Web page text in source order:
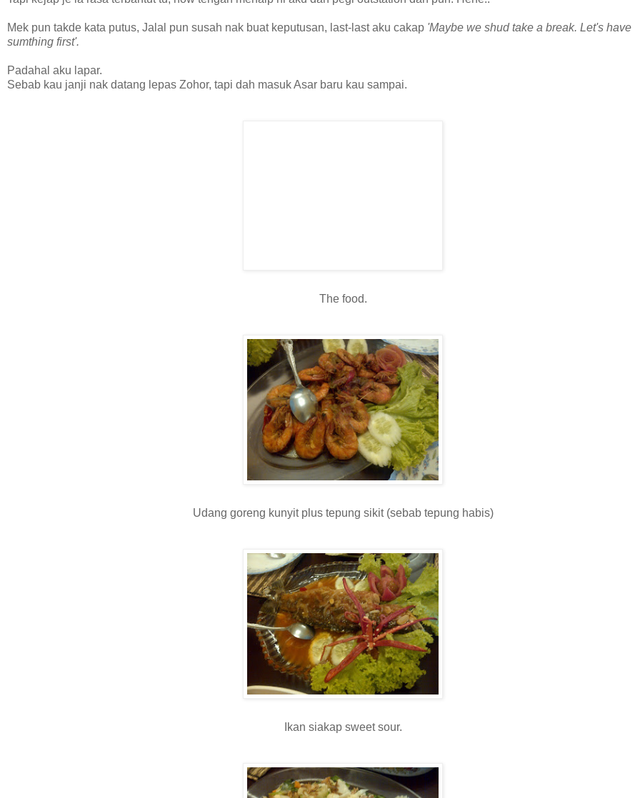
Mek pun takde kata putus, Jalal pun susah nak buat keputusan, last-last aku cakap 'Maybe we shud take a break. Let's have
sumthing first'.
Padahal aku lapar.
Sebab kau janji nak datang lepas Zohor, tapi dah masuk Asar baru kau sampai.
The food.
Udang goreng kunyit plus tepung sikit (sebab tepung habis)
Ikan siakap sweet sour.